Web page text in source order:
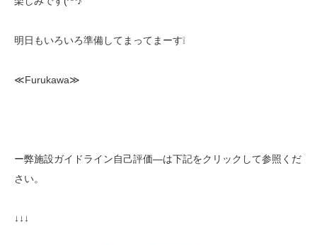
明日もいろいろ準備してまってまーす❕
≪Furukawa≫
ー弊施設ガイドライン自己評価—は下記をクリックして参照くだ
さい。
↓↓↓